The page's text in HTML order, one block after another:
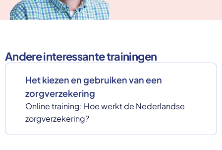
Andere interessante trainingen
Het kiezen en gebruiken van een
zorgverzekering
Online training: Hoe werkt de Nederlandse
zorgverzekering?